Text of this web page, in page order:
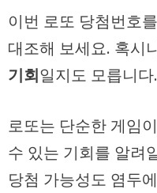
이번 로또 당첨번호
대조해 보세요. 혹시
기회일지도 모릅니다.
로또는 단순한 게임
수 있는 기회를 알려
당첨 가능성도 염두